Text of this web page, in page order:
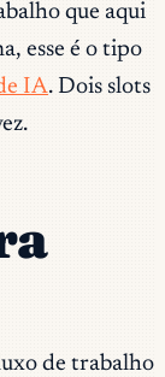
que aqui
esse é o tipo
IA. Dois slots
de trabalho